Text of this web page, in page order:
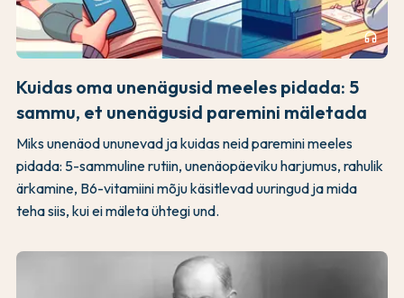
headphones
Kuidas oma unenägusid meeles pidada: 5
sammu, et unenägusid paremini mäletada
Miks unenäod ununevad ja kuidas neid paremini meeles
pidada: 5-sammuline rutiin, unenäopäeviku harjumus, rahulik
ärkamine, B6-vitamiini mõju käsitlevad uuringud ja mida
teha siis, kui ei mäleta ühtegi und.